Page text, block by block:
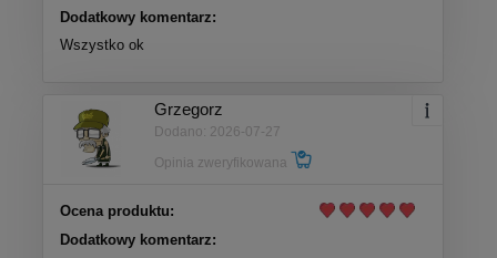
Dodatkowy komentarz:
Wszystko ok
Grzegorz
Dodano: 2026-07-27
Opinia zweryfikowana
Ocena produktu:
Dodatkowy komentarz: